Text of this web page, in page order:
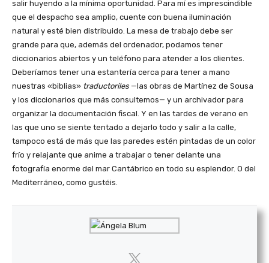
salir huyendo a la mínima oportunidad. Para mí es imprescindible
que el despacho sea amplio, cuente con buena iluminación
natural y esté bien distribuido. La mesa de trabajo debe ser
grande para que, además del ordenador, podamos tener
diccionarios abiertos y un teléfono para atender a los clientes.
Deberíamos tener una estantería cerca para tener a mano
nuestras «biblias» traductoriles —las obras de Martínez de Sousa
y los diccionarios que más consultemos— y un archivador para
organizar la documentación fiscal. Y en las tardes de verano en
las que uno se siente tentado a dejarlo todo y salir a la calle,
tampoco está de más que las paredes estén pintadas de un color
frío y relajante que anime a trabajar o tener delante una
fotografía enorme del mar Cantábrico en todo su esplendor. O del
Mediterráneo, como gustéis.